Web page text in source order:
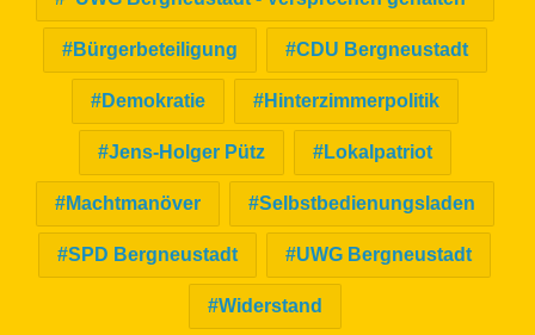
Bürgerbeteiligung CDU Bergneustadt
Demokratie Hinterzimmerpolitik
Jens-Holger Pütz Lokalpatriot
Machtmanöver Selbstbedienungsladen
SPD Bergneustadt UWG Bergneustadt
Widerstand